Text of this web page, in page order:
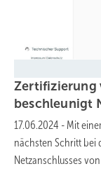
Zertifizierung
beschleunigt
17.06.2024 - Mit
nächsten Schritt bei
Netzanschlusses